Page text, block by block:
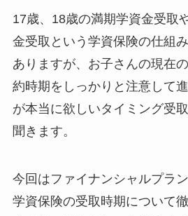
17歳、18歳の満期学資金受取
金受取という学資保険の仕組
ありますが、お子さんの現在
約時期をしっかりと注意して
が本当に欲しいタイミング受
聞きます。
今回はファイナンシャルプラ
学資保険の受取時期について